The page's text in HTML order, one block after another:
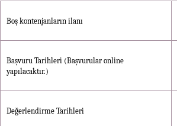
Boş kontenjanların ilanı
Başvuru Tarihleri (Başvurular online
yapılacaktır.)
Değerlendirme Tarihleri